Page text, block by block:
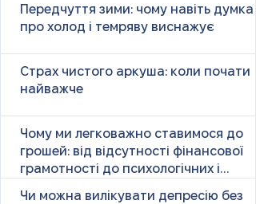
Передчуття зими: чому навіть думка
про холод і темряву виснажує
Страх чистого аркуша: коли почати
найважче
Чому ми легковажно ставимося до
грошей: від відсутності фінансової
грамотності до психологічних і
Чи можна вилікувати депресію без